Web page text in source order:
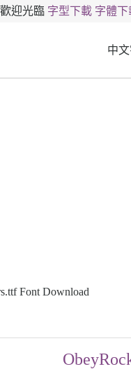
歡迎光臨 字型下載 字體下
中
Font Download